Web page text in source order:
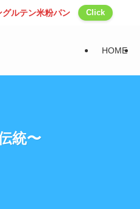
ルテン米粉パン Click
HOME
統〜